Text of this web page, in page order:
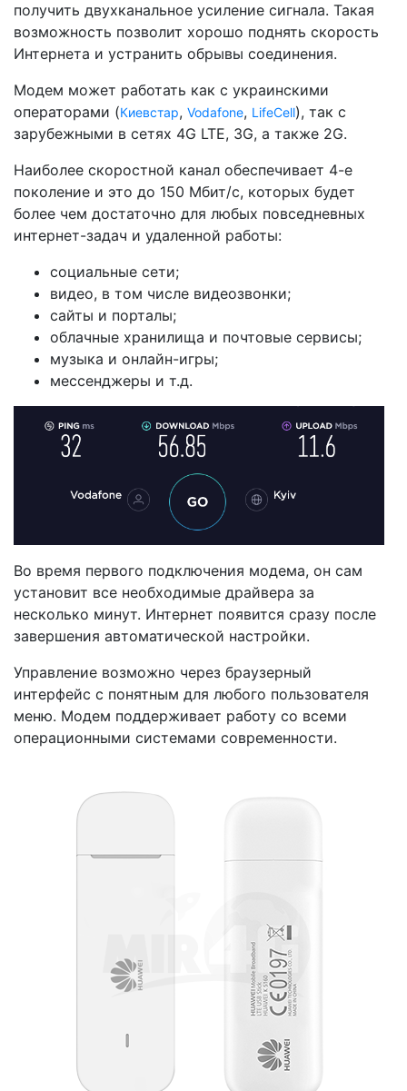
получить двухканальное усиление сигнала. Такая
возможность позволит хорошо поднять скорость
Интернета и устранить обрывы соединения.
Модем может работать как с украинскими
операторами (Киевстар, Vodafone, LifeCell), так с
зарубежными в сетях 4G LTE, 3G, а также 2G.
Наиболее скоростной канал обеспечивает 4-е
поколение и это до 150 Мбит/с, которых будет
более чем достаточно для любых повседневных
интернет-задач и удаленной работы:
социальные сети;
видео, в том числе видеозвонки;
сайты и порталы;
облачные хранилища и почтовые сервисы;
музыка и онлайн-игры;
мессенджеры и т.д.
Во время первого подключения модема, он сам
установит все необходимые драйвера за
несколько минут. Интернет появится сразу после
завершения автоматической настройки.
Управление возможно через браузерный
интерфейс с понятным для любого пользователя
меню. Модем поддерживает работу со всеми
операционными системами современности.